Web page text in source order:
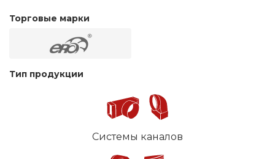
Торговые марки
Тип продукции
Системы каналов